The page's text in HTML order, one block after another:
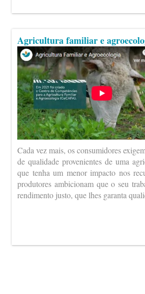
Agricultura familiar e
Cada vez mais, os consumidores
de qualidade provenientes de uma
que tenha um menor impacto nos
produtores ambicionam que o seu
rendimento justo, que lhes garanta